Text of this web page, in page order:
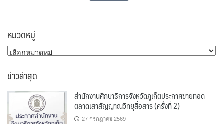
หมวดหมู่
หมวด
ข่าวล่าสุด
สำนักงานศึกษาธิการจังหวัดภูเก็ตประกาศขายทอด
ตลาดเสาสัญญาณวิทยุสื่อสาร (ครั้งที่ 2)
27 กรกฎาคม 2569